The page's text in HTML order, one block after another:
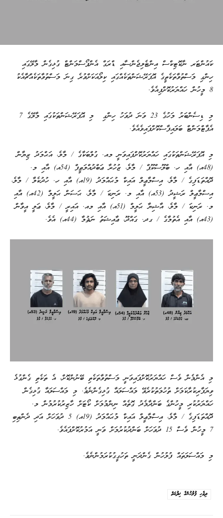
ކައުންޓަރ ނާކޮޓިކްސް އިންޓެލިޖެންސާއި ޑްރަގް އެންފޯސްމަންޓް ގުޅިގެން މާލޭގައި
ހިންގި މަސްތުވާތަކެތީގެ އޮޕަރޭޝަންތަކެއްގައި ކިލޯއަކަށްވުރެ ގިނަ މަސްތުވާތަކެއްޗާއެކު
8 މީހުން ހައްޔަރުކޮށްފިއެވެ.
މި ޑިސެންބަރު މަހުގެ 23 ވަނަ ދުވަހު ހިންގި މި އޮޕަރޭޝަންތަކުގައި މާލޭގެ 7
އެޕާޓްމަންޓް ބަލައިފާސްކޮށްފައިވެއެވެ.
މި އޮޕަރޭޝަންތަކުގައި ހައްޔަރުކޮށްފައިވަނީ މއ. ގުލްބަކާގެ / މާލެ، އަޙްމަދު ޒިޔާން
(48އ) އާއި ހ. ބްލޫސްކޫޕް / މާލެ، ޒުހުރާ ޢަބްދުއްލަޠީފް (54އ) އާއި މ.
ދޮއްތަޑަފިގެ / މާލެ، އިސްމާޢީލް އައިކް މުޙައްމަދު (19އ) އާއި ހ. ހުދުކެލާ / މާލެ،
އިސްމާޢީލް ރަޝީދު (53އ) އާއި މ. ރަނިކަ / މާލެ، ޙަސަން ޙަލީމް (42އ) އާއި
މ. ރަނިކަ / މާލެ، އާޝިޔާ ޙަލީމް (51އ) އާއި މއ. އައިރީ / މާލެ، ޢަލީ އީވާން
(43އ) އާއި އެތުމާގެ / ގދ. ގައްދޫ، ޢާއިޝަތު ނަޘުމާ (44އ) އެވެ.
މި އެންމެން ވެސް ހައްޔަރުކޮށްފައިވަނީ މަސްތުވާތަކެތި ބޭނުންކޮށް، އެ ތަކެތި ގެންގުޅެ
ވިޔަފާރިކުރާކަމަށް ތުހުމަތުކުރެވޭ މައްސަލައާ ގުޅިގެންނެވެ. މި މައްސަލައާ ގުޅިގެން
ހައްޔަރުކުރި މީހުންގެ ބަންދާމެދު ގޮތެއް ނިންމުމަށް ކޯޓަށް ހާޒިރުކުރުމުން މ.
ދޮއްތަޑަފިގެ / މާލެ، އިސްމާޢީލް އައިކް މުޙައްމަދު (19އ) 5 ދުވަހަށް އަދި ދެންތިބި
7 މީހުން ވެސް 15 ދުވަހަށް ބަންދުކުރުމަށް ވަނީ އަމުރުކޮށްފައެވެ.
މި މައްސަލަތައް ފުލުހުން ގެންދަނީ ތަހުގީގުކުރަމުންނެވެ.
ދިވެހި ފުލުހުންގެ ޚިދުމަތް